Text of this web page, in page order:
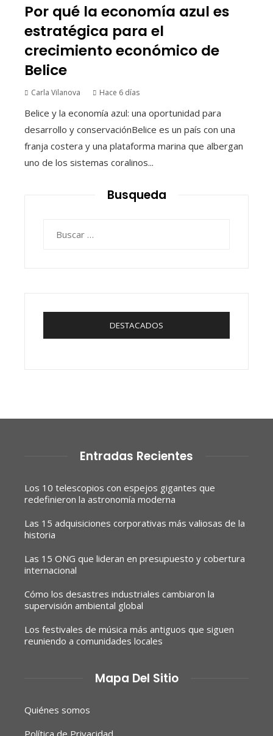
Por qué la economía azul es
estratégica para el
crecimiento económico de
Belice
Carla Vilanova Hace 6 días
Belice y la economía azul: una oportunidad para
desarrollo y conservaciónBelice es un país con una
franja costera y una plataforma marina que albergan
uno de los sistemas coralinos...
Busqueda
DESTACADOS
Entradas Recientes
Los 10 telescopios con espejos gigantes que
redefinieron la astronomía moderna
Las 15 adquisiciones corporativas más valiosas de la
historia
Las 15 ONG que lideran en presupuesto y cobertura
internacional
Cómo los desastres industriales cambiaron la
supervisión ambiental global
Los festivales de música más antiguos que siguen
reuniendo a comunidades locales
Mapa Del Sitio
Quiénes somos
Política de Privacidad